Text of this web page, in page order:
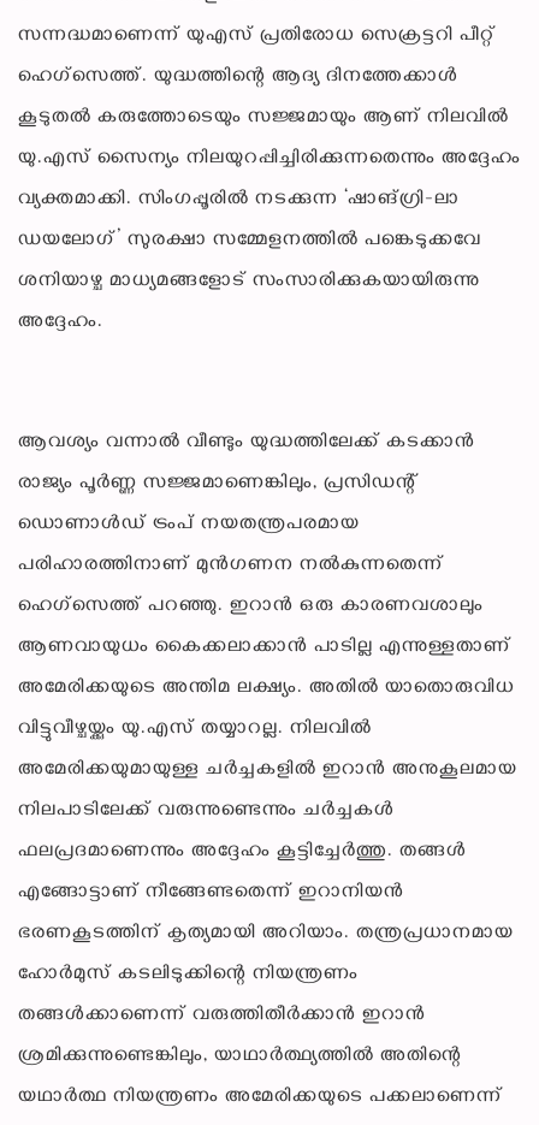
സന്നദ്ധമാണെന്ന് യുഎസ് പ്രതിരോധ സെക്രട്ടറി പീറ്റ്
ഹെഗ്സെത്ത്. യുദ്ധത്തിന്റെ ആദ്യ ദിനത്തേക്കാൾ
കൂടുതൽ കരുത്തോടെയും സജ്ജമായും ആണ് നിലവിൽ
യു.എസ് സൈന്യം നിലയുറപ്പിച്ചിരിക്കുന്നതെന്നും അദ്ദേഹം
വ്യക്തമാക്കി. സിംഗപ്പൂരിൽ നടക്കുന്ന ‘ഷാങ്ഗ്രി-ലാ
ഡയലോഗ്’ സുരക്ഷാ സമ്മേളനത്തിൽ പങ്കെടുക്കവേ
ശനിയാഴ്ച മാധ്യമങ്ങളോട് സംസാരിക്കുകയായിരുന്നു
അദ്ദേഹം.
ആവശ്യം വന്നാൽ വീണ്ടും യുദ്ധത്തിലേക്ക് കടക്കാൻ
രാജ്യം പൂർണ്ണ സജ്ജമാണെങ്കിലും, പ്രസിഡന്റ്
ഡൊണാൾഡ് ട്രംപ് നയതന്ത്രപരമായ
പരിഹാരത്തിനാണ് മുൻഗണന നൽകുന്നതെന്ന്
ഹെഗ്സെത്ത് പറഞ്ഞു. ഇറാൻ ഒരു കാരണവശാലും
ആണവായുധം കൈക്കലാക്കാൻ പാടില്ല എന്നുള്ളതാണ്
അമേരിക്കയുടെ അന്തിമ ലക്ഷ്യം. അതിൽ യാതൊരുവിധ
വിട്ടുവീഴ്ചയ്ക്കും യു.എസ് തയ്യാറല്ല. നിലവിൽ
അമേരിക്കയുമായുള്ള ചർച്ചകളിൽ ഇറാൻ അനുകൂലമായ
നിലപാടിലേക്ക് വരുന്നുണ്ടെന്നും ചർച്ചകൾ
ഫലപ്രദമാണെന്നും അദ്ദേഹം കൂട്ടിച്ചേർത്തു. തങ്ങൾ
എങ്ങോട്ടാണ് നീങ്ങേണ്ടതെന്ന് ഇറാനിയൻ
ഭരണകൂടത്തിന് കൃത്യമായി അറിയാം. തന്ത്രപ്രധാനമായ
ഹോർമുസ് കടലിടുക്കിന്റെ നിയന്ത്രണം
തങ്ങൾക്കാണെന്ന് വരുത്തിതീർക്കാൻ ഇറാൻ
ശ്രമിക്കുന്നുണ്ടെങ്കിലും, യാഥാർത്ഥ്യത്തിൽ അതിന്റെ
യഥാർത്ഥ നിയന്ത്രണം അമേരിക്കയുടെ പക്കലാണെന്ന്